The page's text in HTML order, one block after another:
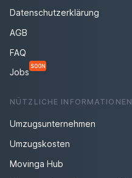
Datenschutzerklärung
AGB
FAQ
Jobs
SOON
NÜTZLICHE INFORMATIONEN
Umzugsunternehmen
Umzugskosten
Movinga Hub